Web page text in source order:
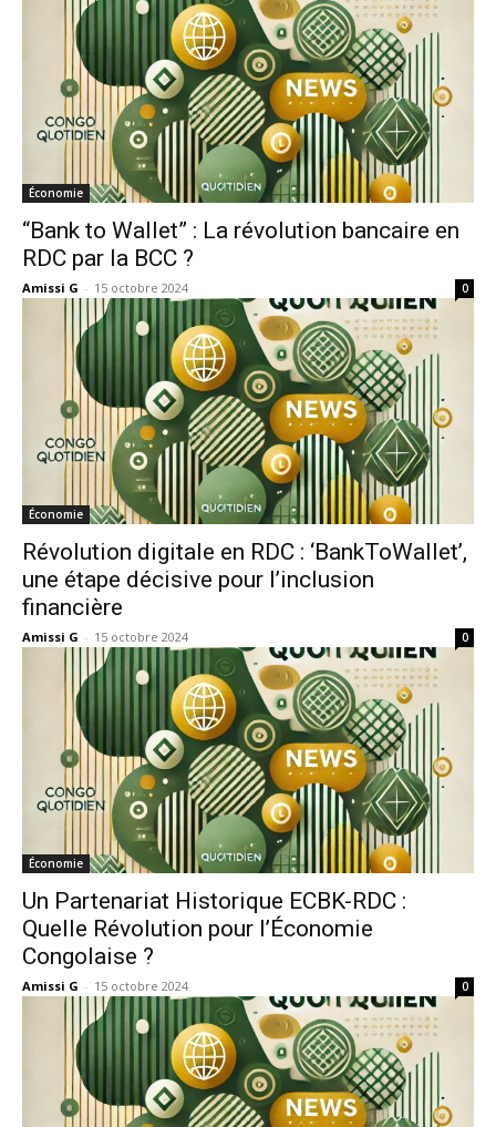
Économie
“Bank to Wallet” : La révolution bancaire en
RDC par la BCC ?
Amissi G - 15 octobre 2024 0
Économie
Révolution digitale en RDC : ‘BankToWallet’,
une étape décisive pour l’inclusion
financière
Amissi G - 15 octobre 2024 0
Économie
Un Partenariat Historique ECBK-RDC :
Quelle Révolution pour l’Économie
Congolaise ?
Amissi G - 15 octobre 2024 0